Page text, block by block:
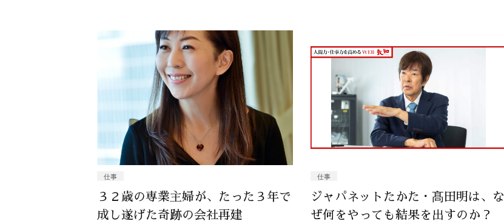
仕事
３２歳の専業主婦が、たった３年で
成し遂げた奇跡の会社再建
仕事
ジャパネットたかた・髙田明は、な
ぜ何をやっても結果を出すのか？